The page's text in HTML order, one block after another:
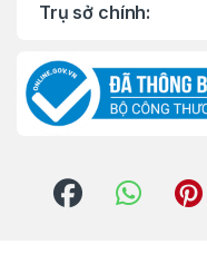
Trụ sở chính: